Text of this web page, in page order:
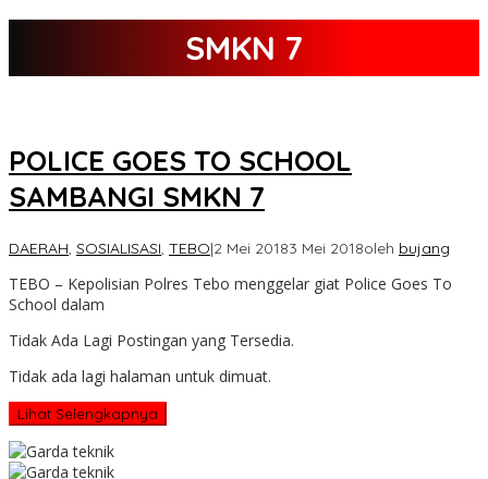
SMKN 7
POLICE GOES TO SCHOOL
SAMBANGI SMKN 7
DAERAH, SOSIALISASI, TEBO|2 Mei 20183 Mei 2018oleh bujang
TEBO – Kepolisian Polres Tebo menggelar giat Police Goes To
School dalam
Tidak Ada Lagi Postingan yang Tersedia.
Tidak ada lagi halaman untuk dimuat.
Lihat Selengkapnya